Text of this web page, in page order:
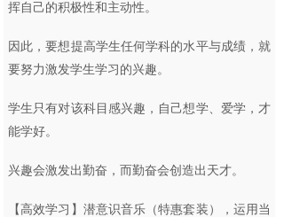
挥自己的积极性和主动性。
因此，要想提高学生任何学科的水平与成绩，就
要努力激发学生学习的兴趣。
学生只有对该科目感兴趣，自己想学、爱学，才
能学好。
兴趣会激发出勤奋，而勤奋会创造出天才。
【高效学习】潜意识音乐（特惠套装），运用当